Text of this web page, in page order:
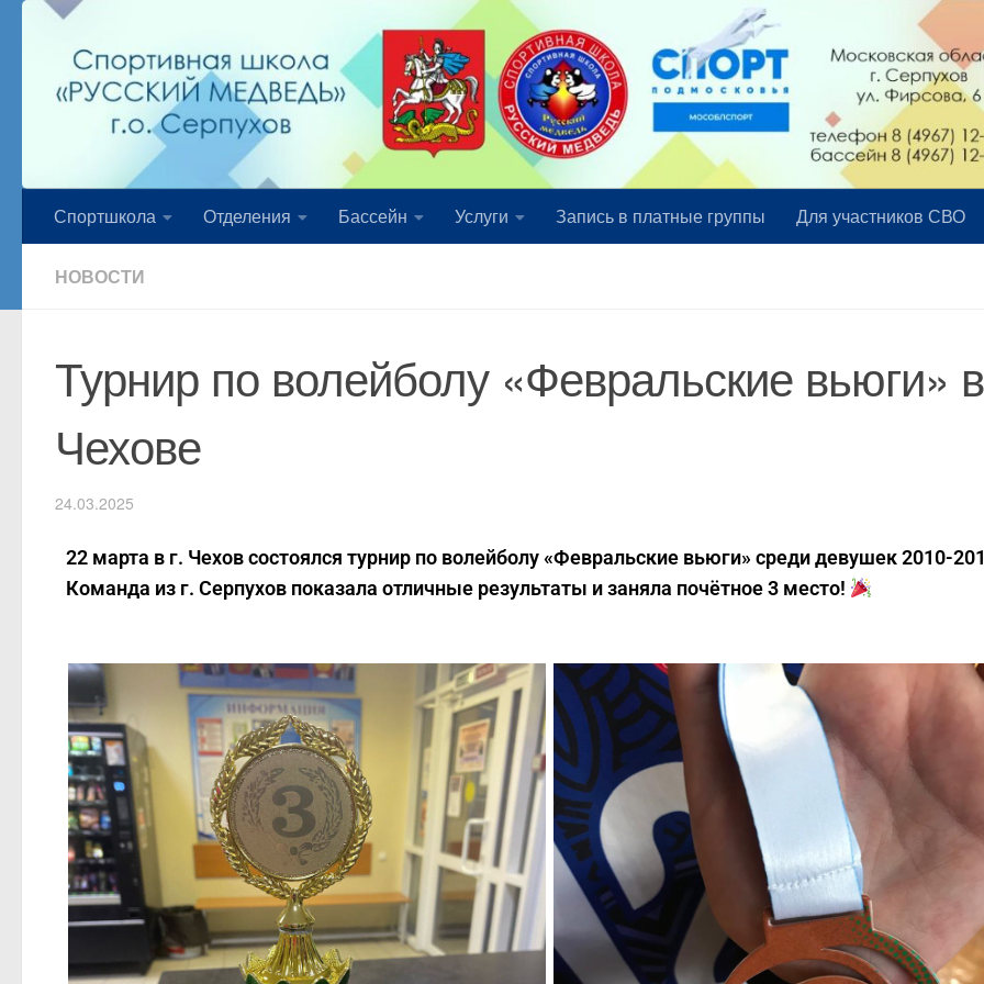
Спортшкола Отделения Бассейн Услуги Запись в платные группы Для участников СВО
НОВОСТИ
Турнир по волейболу «Февральские вьюги» в
Чехове
24.03.2025
22 марта в г. Чехов состоялся турнир по волейболу «Февральские вьюги» среди девушек 2010-
Команда из г. Серпухов показала отличные результаты и заняла почётное 3 место!